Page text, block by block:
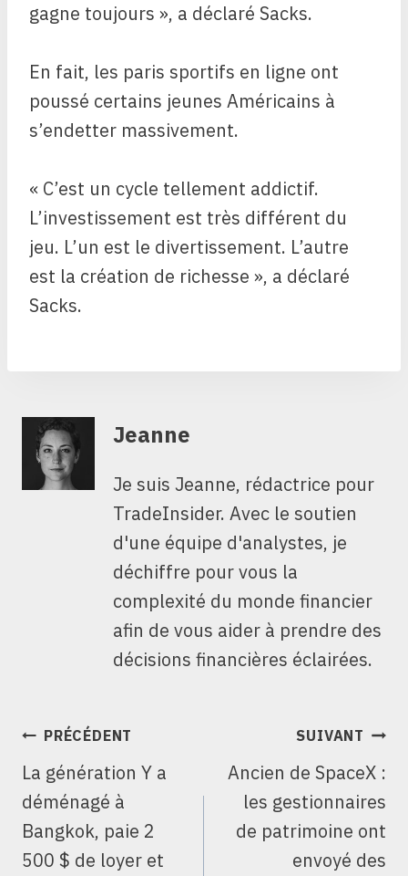
gagne toujours », a déclaré Sacks.
En fait, les paris sportifs en ligne ont
poussé certains jeunes Américains à
s’endetter massivement.
« C’est un cycle tellement addictif.
L’investissement est très différent du
jeu. L’un est le divertissement. L’autre
est la création de richesse », a déclaré
Sacks.
Jeanne
Je suis Jeanne, rédactrice pour
TradeInsider. Avec le soutien
d'une équipe d'analystes, je
déchiffre pour vous la
complexité du monde financier
afin de vous aider à prendre des
décisions financières éclairées.
NAVIGATION
L’ARTICLE
PRÉCÉDENT
La génération Y a
déménagé à
Bangkok, paie 2
500 $ de loyer et
SUIVANT
Ancien de SpaceX :
les gestionnaires
de patrimoine ont
envoyé des